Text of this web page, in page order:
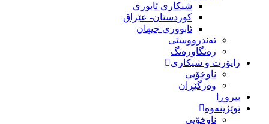
شیکاری ئابوری
کوردستان- عێراق
ئابووری جیهان
تەندرووستی
رەنگاورەنگ
راپۆرت و شیکاری
ناوخۆیی
وەرگێڕان
بیروڕا
توێژینەوە
ناوخۆیی